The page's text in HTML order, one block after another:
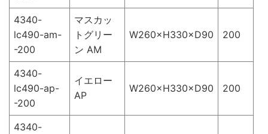
4340-
lc490-am-
-200
マスカッ
トグリー
ン AM
W260×H330×D90 200
4340-
lc490-ap-
-200
イエロー
AP
W260×H330×D90 200
4340-